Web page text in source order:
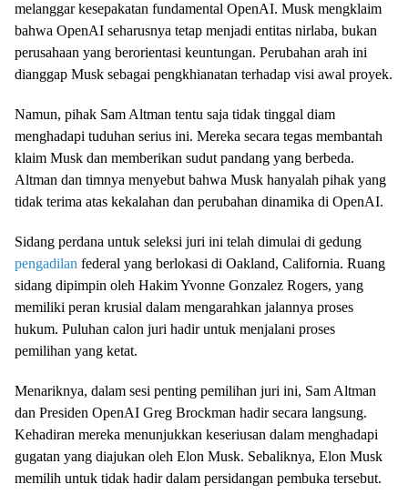
melanggar kesepakatan fundamental OpenAI. Musk mengklaim
bahwa OpenAI seharusnya tetap menjadi entitas nirlaba, bukan
perusahaan yang berorientasi keuntungan. Perubahan arah ini
dianggap Musk sebagai pengkhianatan terhadap visi awal proyek.
Namun, pihak Sam Altman tentu saja tidak tinggal diam
menghadapi tuduhan serius ini. Mereka secara tegas membantah
klaim Musk dan memberikan sudut pandang yang berbeda.
Altman dan timnya menyebut bahwa Musk hanyalah pihak yang
tidak terima atas kekalahan dan perubahan dinamika di OpenAI.
Sidang perdana untuk seleksi juri ini telah dimulai di gedung
pengadilan federal yang berlokasi di Oakland, California. Ruang
sidang dipimpin oleh Hakim Yvonne Gonzalez Rogers, yang
memiliki peran krusial dalam mengarahkan jalannya proses
hukum. Puluhan calon juri hadir untuk menjalani proses
pemilihan yang ketat.
Menariknya, dalam sesi penting pemilihan juri ini, Sam Altman
dan Presiden OpenAI Greg Brockman hadir secara langsung.
Kehadiran mereka menunjukkan keseriusan dalam menghadapi
gugatan yang diajukan oleh Elon Musk. Sebaliknya, Elon Musk
memilih untuk tidak hadir dalam persidangan pembuka tersebut.